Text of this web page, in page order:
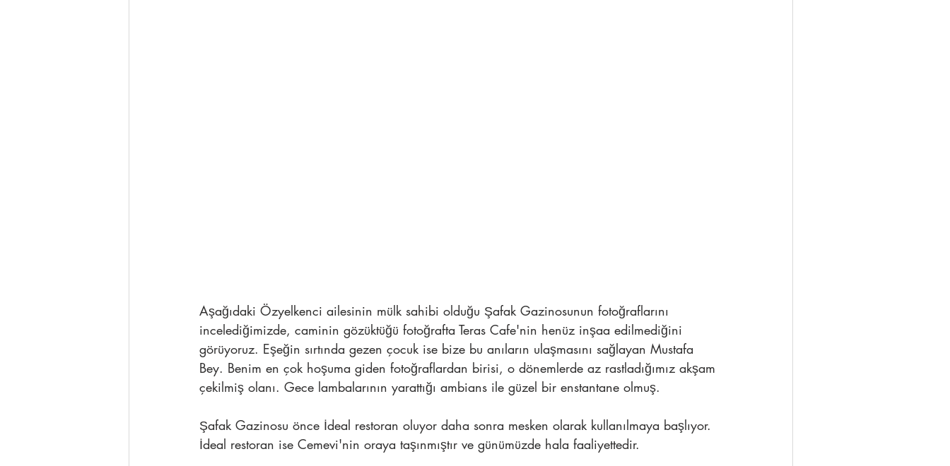
Aşağıdaki Özyelkenci ailesinin mülk sahibi olduğu Şafak Gazinosunun fotoğraflarını
incelediğimizde, caminin gözüktüğü fotoğrafta Teras Cafe'nin henüz inşaa edilmediğini
görüyoruz. Eşeğin sırtında gezen çocuk ise bize bu anıların ulaşmasını sağlayan Mustafa
Bey. Benim en çok hoşuma giden fotoğraflardan birisi, o dönemlerde az rastladığımız akşam
çekilmiş olanı. Gece lambalarının yarattığı ambians ile güzel bir enstantane olmuş.
Şafak Gazinosu önce İdeal restoran oluyor daha sonra mesken olarak kullanılmaya başlıyor.
İdeal restoran ise Cemevi'nin oraya taşınmıştır ve günümüzde hala faaliyettedir.